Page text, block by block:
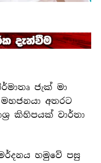
ජැක් මා
අතරට
කිහිපයක් වාර්තා
හමුවේ පසු